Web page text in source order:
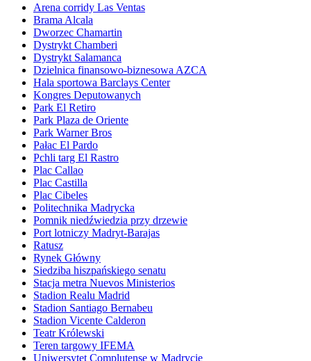
Arena corridy Las Ventas
Brama Alcala
Dworzec Chamartin
Dystrykt Chamberi
Dystrykt Salamanca
Dzielnica finansowo-biznesowa AZCA
Hala sportowa Barclays Center
Kongres Deputowanych
Park El Retiro
Park Plaza de Oriente
Park Warner Bros
Pałac El Pardo
Pchli targ El Rastro
Plac Callao
Plac Castilla
Plac Cibeles
Politechnika Madrycka
Pomnik niedźwiedzia przy drzewie
Port lotniczy Madryt-Barajas
Ratusz
Rynek Główny
Siedziba hiszpańskiego senatu
Stacja metra Nuevos Ministerios
Stadion Realu Madrid
Stadion Santiago Bernabeu
Stadion Vicente Calderon
Teatr Królewski
Teren targowy IFEMA
Uniwersytet Complutense w Madrycie